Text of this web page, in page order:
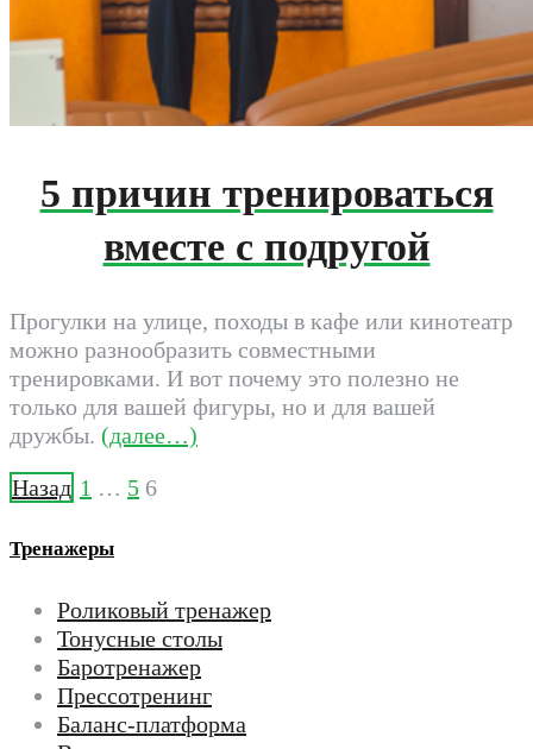
5 причин тренироваться
вместе с подругой
Прогулки на улице, походы в кафе или кинотеатр
можно разнообразить совместными
тренировками. И вот почему это полезно не
только для вашей фигуры, но и для вашей
дружбы. (далее…)
Пагинация
записей
Назад 1 … 5 6
Тренажеры
Роликовый тренажер
Тонусные столы
Баротренажер
Прессотренинг
Баланс-платформа